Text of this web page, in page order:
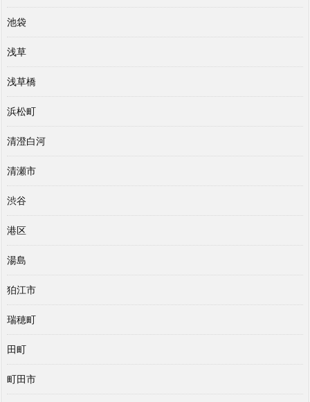
池袋
浅草
浅草橋
浜松町
清澄白河
清瀬市
渋谷
港区
湯島
狛江市
瑞穂町
田町
町田市